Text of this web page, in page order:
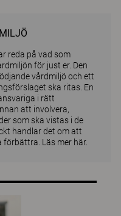
reda på vad som
för just er. Den
vårdmiljö och ett
ska ritas. En
i rätt
att involvera,
som ska vistas i de
handlar det om att
förbättra. Läs mer här.